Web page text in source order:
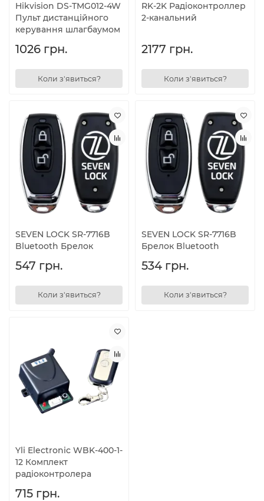
Hikvision DS-TMG012-4W
Пульт дистанційного
керування шлагбаумом
1026 грн.
Коли з'явиться?
RK-2K Радіоконтроллер
2-канальний
2177 грн.
Коли з'явиться?
SEVEN LOCK SR-7716B
Bluetooth Брелок
547 грн.
Коли з'явиться?
SEVEN LOCK SR-7716B
Брелок Bluetooth
534 грн.
Коли з'явиться?
Yli Electronic WBK-400-1-
12 Комплект
радіоконтролера
715 грн.